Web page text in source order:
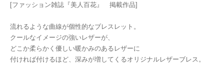
[ファッション雑誌『美人百花』 掲載作品]
流れるような曲線が個性的なブレスレット。
クールなイメージの強いレザーが、
どこか柔らかく優しい暖かみのあるレザーに
付ければ付けるほど、深みが増してくるオリジナルレザーブレス。